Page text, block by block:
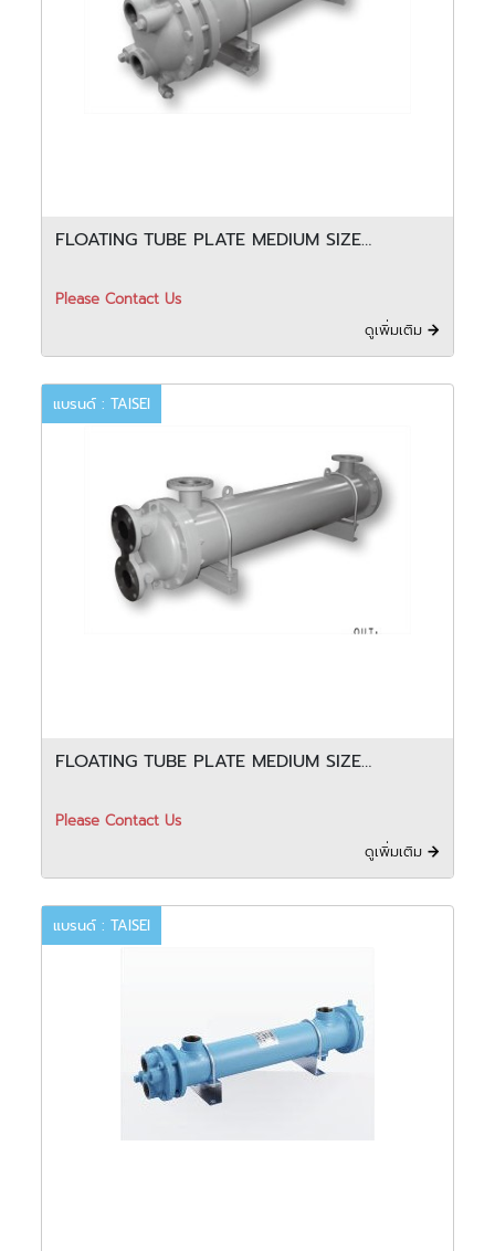
FLOATING TUBE PLATE MEDIUM SIZE
Please Contact Us
ดูเพิ่มเติม
แบรนด์ : TAISEI
FLOATING TUBE PLATE MEDIUM SIZE
Please Contact Us
ดูเพิ่มเติม
แบรนด์ : TAISEI